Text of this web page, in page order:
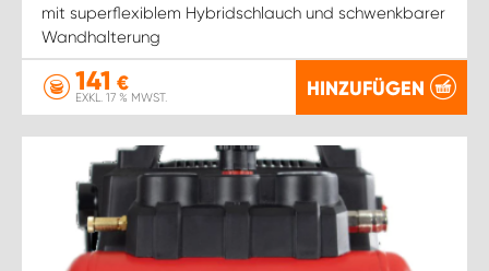
mit superflexiblem Hybridschlauch und schwenkbarer
Wandhalterung
141 €
EXKL. 17 % MWST. HINZUFÜGEN